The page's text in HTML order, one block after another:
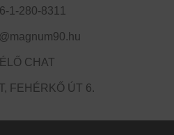
1-280-8311
ÉLŐ CHAT
FEHÉRKŐ ÚT 6.